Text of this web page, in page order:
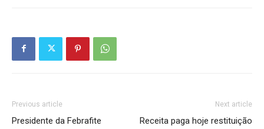
Previous article
Presidente da Febrafite
Next article
Receita paga hoje restituição